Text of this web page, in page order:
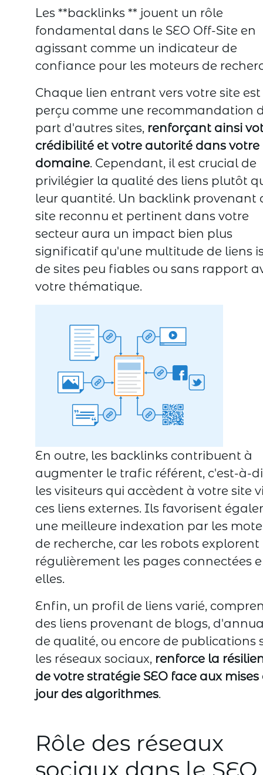
Les **backlinks ** jouent un rôle
fondamental dans le SEO Off-Site en
agissant comme un indicateur de
confiance pour les moteurs de
Chaque lien entrant vers votre site est
perçu comme une recommandation
part d'autres sites, renforçant ainsi
crédibilité et votre autorité dans votre
domaine. Cependant, il est crucial de
privilégier la qualité des liens plutôt
leur quantité. Un backlink provenant
site reconnu et pertinent dans votre
secteur aura un impact bien plus
significatif qu'une multitude de liens
de sites peu fiables ou sans rapport
votre thématique.
En outre, les backlinks contribuent à
augmenter le trafic référent, c'est-à-
les visiteurs qui accèdent à votre site
ces liens externes. Ils favorisent
une meilleure indexation par les
de recherche, car les robots explorent
régulièrement les pages connectées
elles.
Enfin, un profil de liens varié,
des liens provenant de blogs,
de qualité, ou encore de publications
les réseaux sociaux, renforce la
de votre stratégie SEO face aux mises
jour des algorithmes.
Rôle des réseaux
sociaux dans le SEO